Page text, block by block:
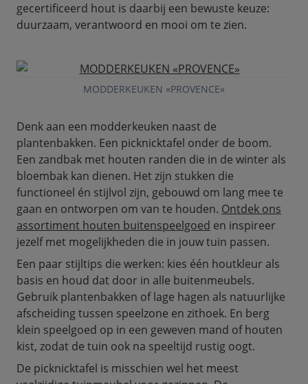
gecertificeerd hout is daarbij een bewuste keuze:
duurzaam, verantwoord en mooi om te zien.
MODDERKEUKEN «PROVENCE»
Denk aan een modderkeuken naast de
plantenbakken. Een picknicktafel onder de boom.
Een zandbak met houten randen die in de winter als
bloembak kan dienen. Het zijn stukken die
functioneel én stijlvol zijn, gebouwd om lang mee te
gaan en ontworpen om van te houden. Ontdek ons
assortiment houten buitenspeelgoed en inspireer
jezelf met mogelijkheden die in jouw tuin passen.
Een paar stijltips die werken: kies één houtkleur als
basis en houd dat door in alle buitenmeubels.
Gebruik plantenbakken of lage hagen als natuurlijke
afscheiding tussen speelzone en zithoek. En berg
klein speelgoed op in een geweven mand of houten
kist, zodat de tuin ook na speeltijd rustig oogt.
De picknicktafel is misschien wel het meest